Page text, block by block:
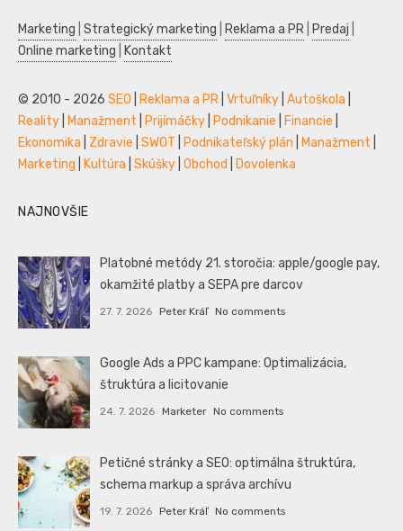
Marketing Strategický marketing Reklama a PR Predaj
Online marketing
Kontakt
© 2010 - 2026 SEO Reklama a PR Vrtuľníky Autoškola
Reality
Manažment Prijímáčky Podnikanie Financie
Ekonomika
Zdravie SWOT Podnikateľský plán Manažment
Marketing
Kultúra Skúšky Obchod Dovolenka
NAJNOVŠIE
Platobné metódy 21. storočia: apple/google pay,
okamžité platby a SEPA pre darcov
27. 7. 2026 Peter Kráľ No comments
Google Ads a PPC kampane: Optimalizácia,
štruktúra a licitovanie
24. 7. 2026 Marketer No comments
Petičné stránky a SEO: optimálna štruktúra,
schema markup a správa archívu
19. 7. 2026 Peter Kráľ No comments